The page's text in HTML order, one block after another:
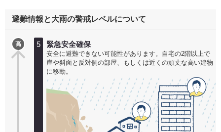
避難情報と大雨の警戒レベルについて
高 5 緊急安全確保
安全に避難できない可能性があります。自宅の2階以上で
崖や斜面と反対側の部屋、もしくは近くの頑丈な高い建物
に移動。